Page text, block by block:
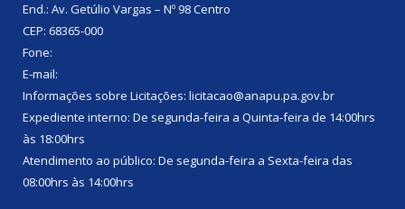
End.: Av. Getúlio Vargas – Nº 98 Centro
CEP: 68365-000
Fone:
E-mail:
Informações sobre Licitações: licitacao@anapu.pa.gov.br
Expediente interno: De segunda-feira a Quinta-feira de 14:00hrs
às 18:00hrs
Atendimento ao público: De segunda-feira a Sexta-feira das
08:00hrs às 14:00hrs